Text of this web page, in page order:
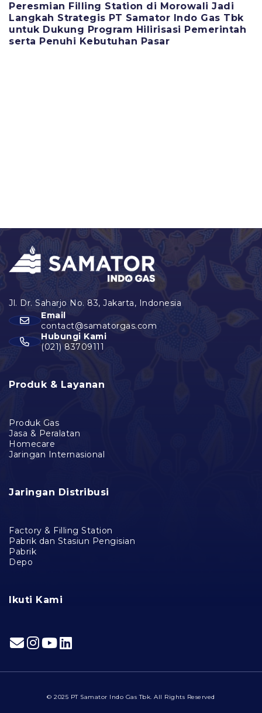
Peresmian Filling Station di Morowali Jadi
Langkah Strategis PT Samator Indo Gas Tbk
untuk Dukung Program Hilirisasi Pemerintah
serta Penuhi Kebutuhan Pasar
Email
contact@samatorgas.com
Hubungi Kami
(021) 83709111
Produk & Layanan
Produk Gas
Jasa & Peralatan
Homecare
Jaringan Internasional
Jaringan Distribusi
Factory & Filling Station
Pabrik dan Stasiun Pengisian
Pabrik
Depo
Ikuti Kami
© 2025 PT Samator Indo Gas Tbk. All Rights Reserved